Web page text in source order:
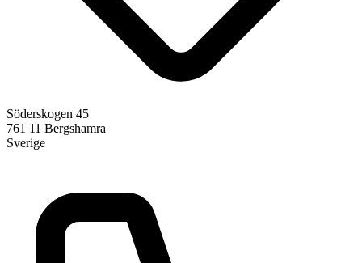
Söderskogen 45
761 11 Bergshamra
Sverige